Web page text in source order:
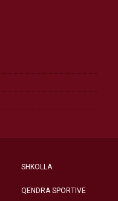
SHKOLLA
QENDRA SPORTIVE